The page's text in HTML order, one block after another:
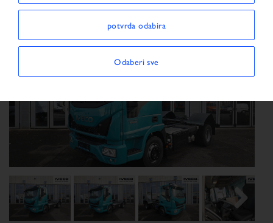
Next
potvrda odabira
Odaberi sve